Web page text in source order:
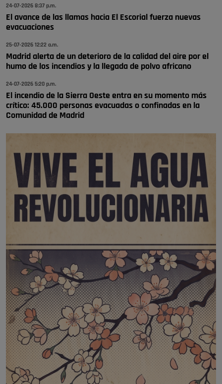
Pozuelo de Alarcón
🔴 EXCLUSIVA | El comisario de la …
24-07-2026 8:37 p.m.
El avance de las llamas hacia El Escorial fuerza nuevas
evacuaciones
25-07-2026 12:22 a.m.
Madrid alerta de un deterioro de la calidad del aire por el
humo de los incendios y la llegada de polvo africano
24-07-2026 5:20 p.m.
El incendio de la Sierra Oeste entra en su momento más
crítico: 45.000 personas evacuadas o confinadas en la
Comunidad de Madrid